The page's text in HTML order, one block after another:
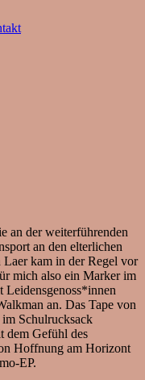
an der weiterführenden
an den elterlichen
Laer kam in der Regel vor
mich also ein Marker im
Leidensgenoss*innen
an. Das Tape von
Schulrucksack
dem Gefühl des
Hoffnung am Horizont
EP.